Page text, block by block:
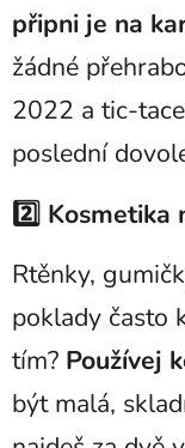
připni je na
žádné
2022 a tic-
poslední
2️⃣ Kosmetika
Rtěnky,
poklady často
tím? Používej
být malá,